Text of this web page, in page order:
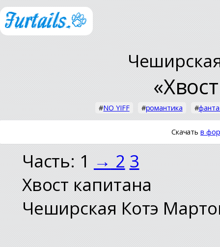
#NO YIFF #романтика #
Скачатьв
Часть: 1 → 2 3
Хвост капитана
Чеширская Котэ